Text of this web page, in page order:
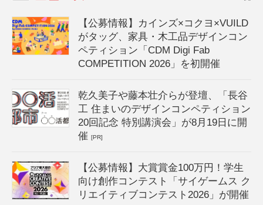
【公募情報】カインズ×コクヨ×VUILD
がタッグ、家具・木工品デザインコン
ペティション「CDM Digi Fab
COMPETITION 2026」を初開催
乾久美子や藤本壮介らが登壇、「長谷
工 住まいのデザインコンペティション
20回記念 特別講演会」が8月19日に開
催[PR]
【公募情報】大賞賞金100万円！学生
向け創作コンテスト「サイゲームス ク
リエイティブコンテスト2026」が開催